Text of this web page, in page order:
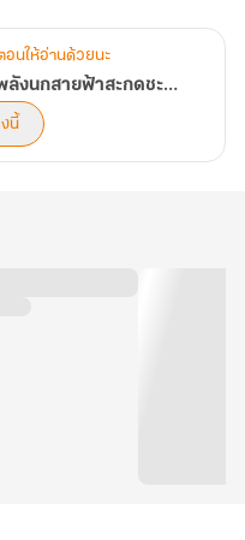
อนให้อ่านด้วยนะ
ข้ามมิติเป็นนักฝึกสัตว์วิเศษ ปลุกพลังนกสายฟ้าสะกดชะตาแผ่นดิน
นี้